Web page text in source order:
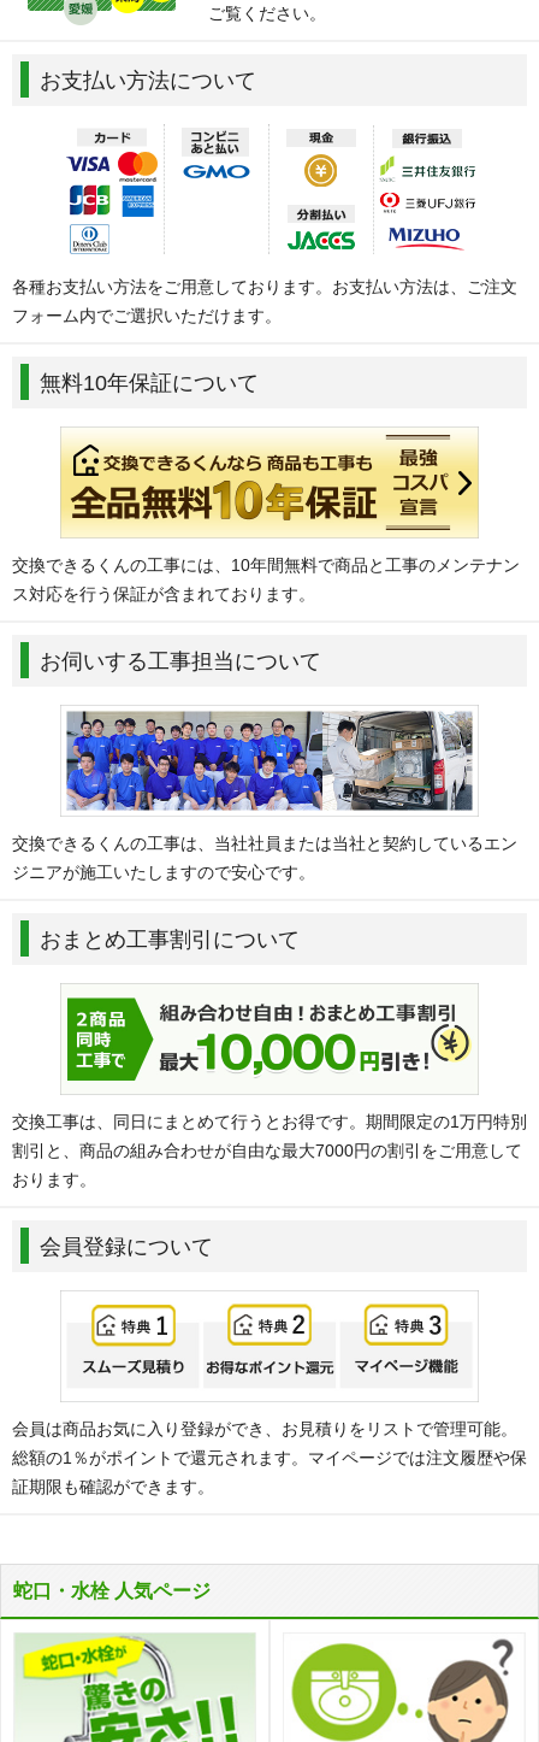
ご覧ください。
お支払い方法について
各種お支払い方法をご用意しております。お支払い方法は、ご注文
フォーム内でご選択いただけます。
無料10年保証について
交換できるくんの工事には、10年間無料で商品と工事のメンテナン
ス対応を行う保証が含まれております。
お伺いする工事担当について
交換できるくんの工事は、当社社員または当社と契約しているエン
ジニアが施工いたしますので安心です。
おまとめ工事割引について
交換工事は、同日にまとめて行うとお得です。期間限定の1万円特別
割引と、商品の組み合わせが自由な最大7000円の割引をご用意して
おります。
会員登録について
会員は商品お気に入り登録ができ、お見積りをリストで管理可能。
総額の1％がポイントで還元されます。マイページでは注文履歴や保
証期限も確認ができます。
蛇口・水栓 人気ページ